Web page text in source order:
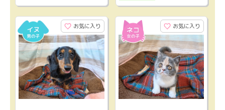
お気に入り お気に入り